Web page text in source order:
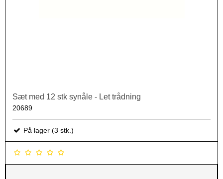
Sæt med 12 stk synåle - Let trådning
20689
På lager (3 stk.)